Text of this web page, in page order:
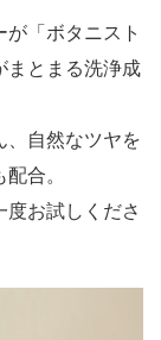
「ボタニスト
まとまる洗浄成
自然なツヤを
合。
お試しくださ